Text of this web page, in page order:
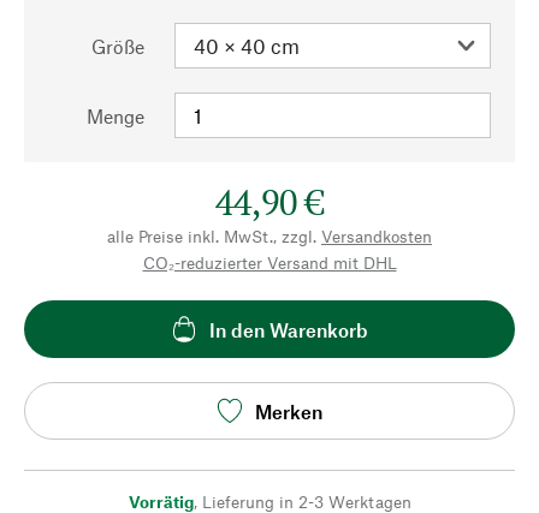
Größe
Menge
44,90 €
alle Preise inkl. MwSt., zzgl. Versandkosten
CO₂-reduzierter Versand mit DHL
In den Warenkorb
Merken
Vorrätig, Lieferung in 2-3 Werktagen